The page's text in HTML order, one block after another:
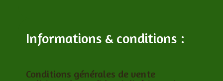
Informations & conditions :
Conditions générales de vente